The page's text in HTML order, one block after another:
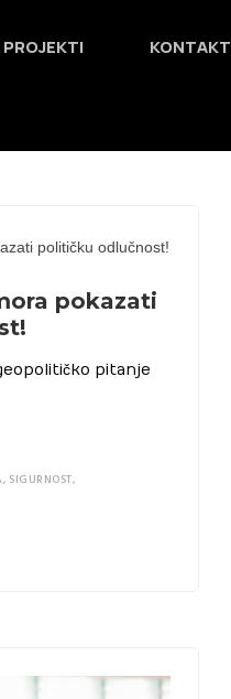
PROJEKTI KONTAKT
pokazati
pitanje
, SIGURNOST,